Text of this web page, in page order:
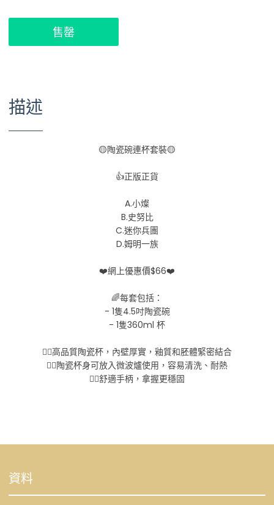
售罄
描述
🟡陶瓷碗連杯套裝🟡
👍正版正貨
A.小燦
B.史努比
C.迷你兵團
D.姆明一族
❤️網上優惠價$66❤️
🌈每套包括：
- 1隻4.5吋陶瓷碗
- 1隻360ml 杯
👉🏻高品質陶瓷杯，內壁厚實，釉質和胚體緊密結合
👉🏻陶瓷杯身可放入微波爐使用，容易清洗、耐熱
👉🏻舒適手柄，拿握更穩固
資料